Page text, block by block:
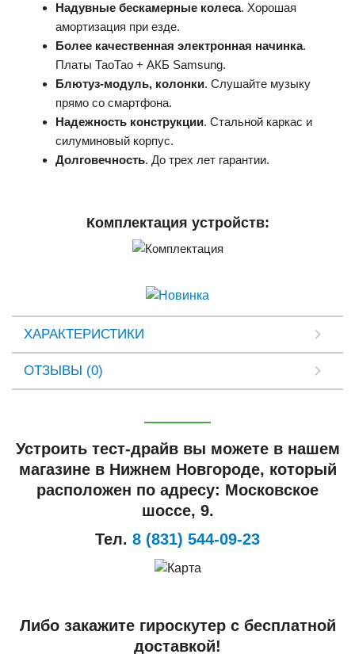
Надувные бескамерные колеса. Хорошая
амортизация при езде.
Более качественная электронная начинка.
Платы ТаоТао + АКБ Samsung.
Блютуз-модуль, колонки. Слушайте музыку
прямо со смартфона.
Надежность конструкции. Стальной каркас и
силуминовый корпус.
Долговечность. До трех лет гарантии.
Комплектация устройств:
ХАРАКТЕРИСТИКИ
ОТЗЫВЫ (0)
Устроить тест-драйв вы можете в нашем
магазине в Нижнем Новгороде, который
расположен по адресу: Московское
шоссе, 9.
Тел. 8 (831) 544-09-23
Либо закажите гироскутер с бесплатной
доставкой!